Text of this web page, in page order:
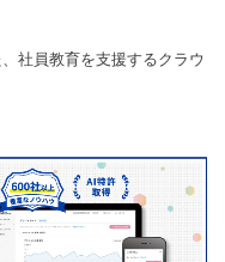
社員教育を支援するクラウ